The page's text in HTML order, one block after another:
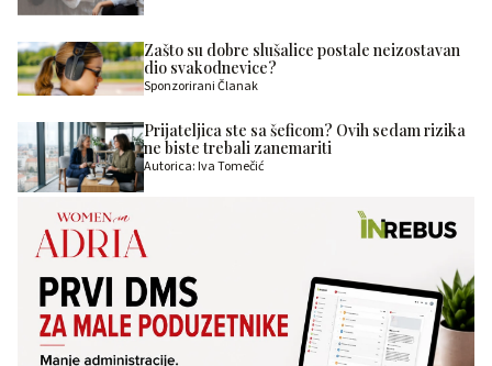
Zašto su dobre slušalice postale neizostavan
dio svakodnevice?
Sponzorirani Članak
Prijateljica ste sa šeficom? Ovih sedam rizika
ne biste trebali zanemariti
Autorica: Iva Tomečić